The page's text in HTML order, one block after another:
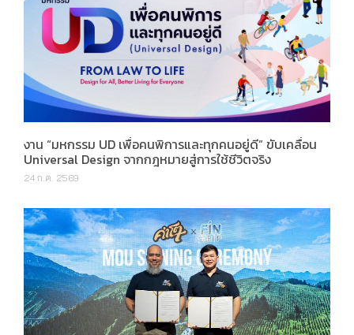
งาน “มหกรรม UD เพื่อคนพิการและทุกคนอยู่ดี” ขับเคลื่อน
Universal Design จากกฎหมายสู่การใช้ชีวิตจริง
24 ก.ค. 2569